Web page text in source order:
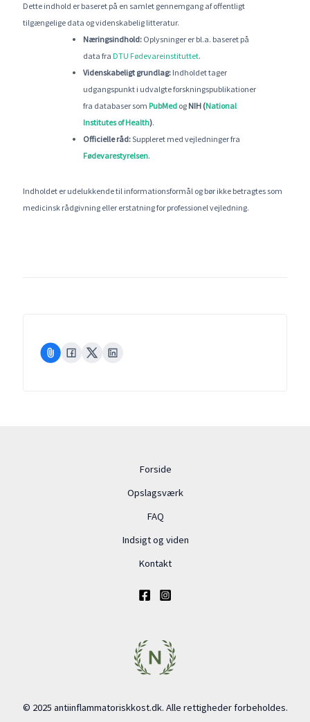
Dette indhold er baseret på en samlet gennemgang af offentligt
tilgængelige data og videnskabelig litteratur.
Næringsindhold:Oplysninger er bl.a. baseret på
data fra DTU Fødevareinstituttet.
Videnskabeligt grundlag:Indholdet tager
udgangspunkt i udvalgte forskningspublikationer
fra databaser som PubMed og NIH (National
Institutes of Health).
Officielle råd:Suppleret med vejledninger fra
Fødevarestyrelsen.
Indholdet er udelukkende til informationsformål og bør ikke betragtes som
medicinsk rådgivning eller erstatning for professionel vejledning.
Forside
Opslagsværk
FAQ
Indsigt og viden
Kontakt
© 2025 antiinflammatoriskkost.dk. Alle rettigheder forbeholdes.